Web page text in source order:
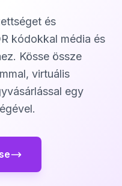
és
kódokkal média és
Kösse össze
virtuális
egy